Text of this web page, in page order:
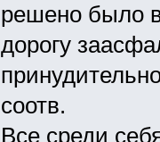
решено было
дорогу
соотв.
Все среди